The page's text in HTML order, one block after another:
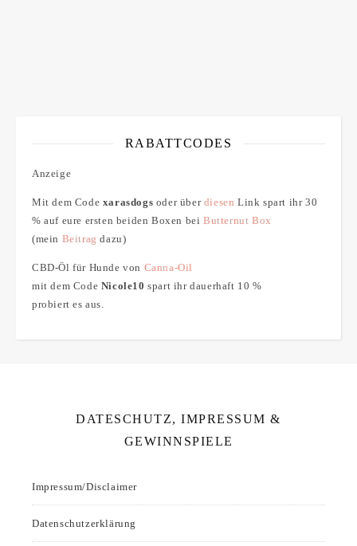
RABATTCODES
Anzeige
Mit dem Code xarasdogs oder über diesen Link spart ihr 30
% auf eure ersten beiden Boxen beiButternut Box
(mein Beitrag dazu)
CBD-Öl für Hunde von Canna-Oil
mit dem Code Nicole10 spart ihr dauerhaft 10 %
probiert es aus.
DATESCHUTZ, IMPRESSUM &
GEWINNSPIELE
Impressum/Disclaimer
Datenschutzerklärung